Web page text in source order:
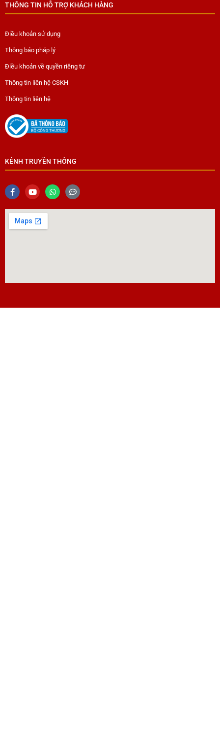
THÔNG TIN HỖ TRỢ KHÁCH HÀNG
Điều khoản sử dụng
Thông báo pháp lý
Điều khoản về quyền riêng tư
Thông tin liên hệ CSKH
Thông tin liên hệ
KÊNH TRUYỀN THÔNG